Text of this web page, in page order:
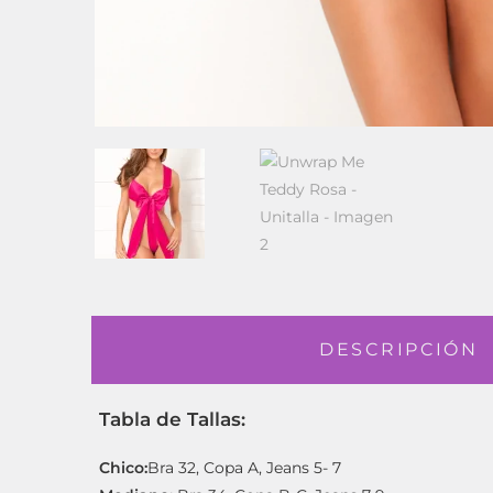
DESCRIPCIÓN
Tabla de Tallas:
Chico:Bra 32, Copa A, Jeans 5- 7